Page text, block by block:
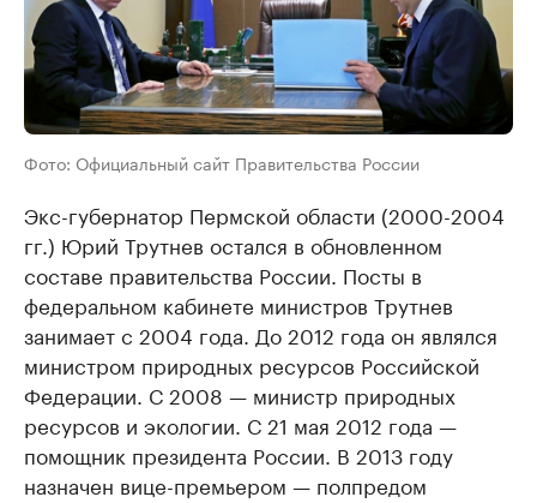
Фото: Официальный сайт Правительства России
Экс-губернатор Пермской области (2000-2004
гг.) Юрий Трутнев остался в обновленном
составе правительства России. Посты в
федеральном кабинете министров Трутнев
занимает с 2004 года. До 2012 года он являлся
министром природных ресурсов Российской
Федерации. С 2008 — министр природных
ресурсов и экологии. С 21 мая 2012 года —
помощник президента России. В 2013 году
назначен вице-премьером — полпредом